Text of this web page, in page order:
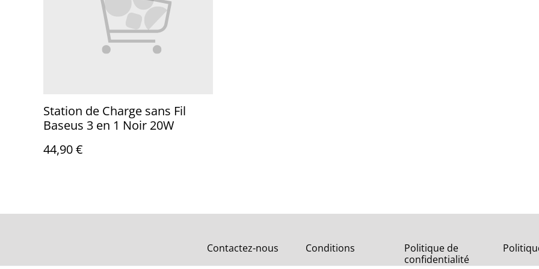
Station de Charge sans Fil
Baseus 3 en 1 Noir 20W
44,90 €
Contactez-nous Conditions
Politique de
confidentialité